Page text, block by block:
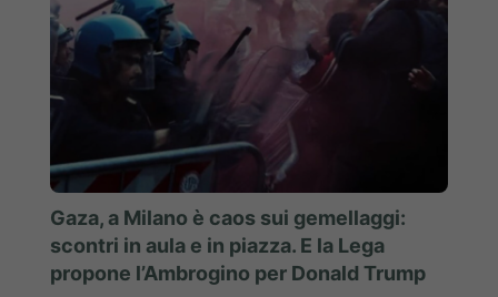
Gaza, a Milano è caos sui gemellaggi:
scontri in aula e in piazza. E la Lega
propone l’Ambrogino per Donald Trump